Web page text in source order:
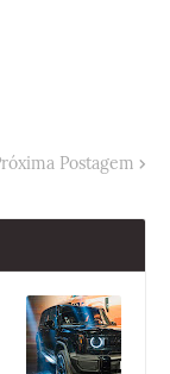
Postagem